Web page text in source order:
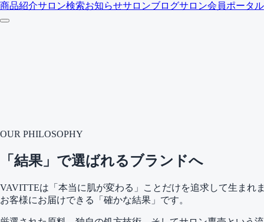
商品紹介サロン検索お知らせサロンブログサロン会員ポータル
OUR PHILOSOPHY
「結果」で選ばれるブランドへ
VAVITTEは「本当に肌が変わる」ことだけを追求して生ま
お客様にお届けできる「確かな結果」です。